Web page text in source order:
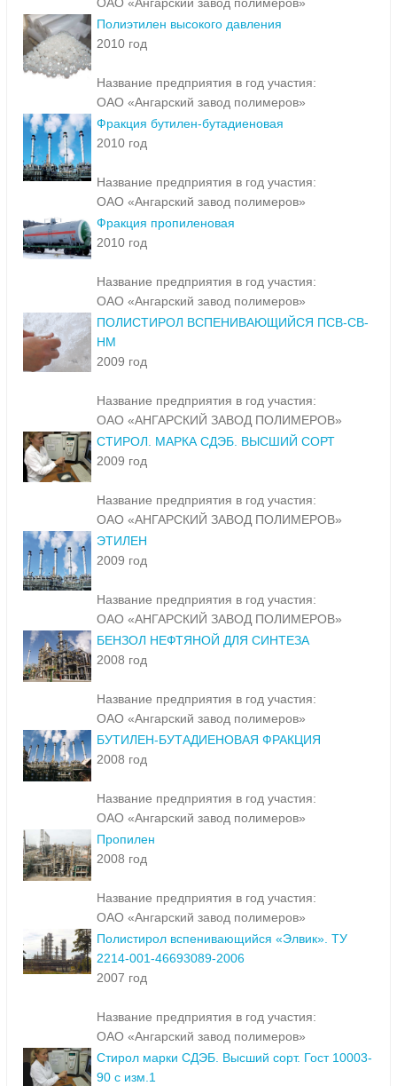
ОАО «Ангарский завод полимеров»
Полиэтилен высокого давления
2010 год
Название предприятия в год участия:
ОАО «Ангарский завод полимеров»
Фракция бутилен-бутадиеновая
2010 год
Название предприятия в год участия:
ОАО «Ангарский завод полимеров»
Фракция пропиленовая
2010 год
Название предприятия в год участия:
ОАО «Ангарский завод полимеров»
ПОЛИСТИРОЛ ВСПЕНИВАЮЩИЙСЯ ПСВ-СВ-
НМ
2009 год
Название предприятия в год участия:
ОАО «АНГАРСКИЙ ЗАВОД ПОЛИМЕРОВ»
СТИРОЛ. МАРКА СДЭБ. ВЫСШИЙ СОРТ
2009 год
Название предприятия в год участия:
ОАО «АНГАРСКИЙ ЗАВОД ПОЛИМЕРОВ»
ЭТИЛЕН
2009 год
Название предприятия в год участия:
ОАО «АНГАРСКИЙ ЗАВОД ПОЛИМЕРОВ»
БЕНЗОЛ НЕФТЯНОЙ ДЛЯ СИНТЕЗА
2008 год
Название предприятия в год участия:
ОАО «Ангарский завод полимеров»
БУТИЛЕН-БУТАДИЕНОВАЯ ФРАКЦИЯ
2008 год
Название предприятия в год участия:
ОАО «Ангарский завод полимеров»
Пропилен
2008 год
Название предприятия в год участия:
ОАО «Ангарский завод полимеров»
Полистирол вспенивающийся «Элвик». ТУ
2214-001-46693089-2006
2007 год
Название предприятия в год участия:
ОАО «Ангарский завод полимеров»
Стирол марки СДЭБ. Высший сорт. Гост 10003-
90 с изм.1